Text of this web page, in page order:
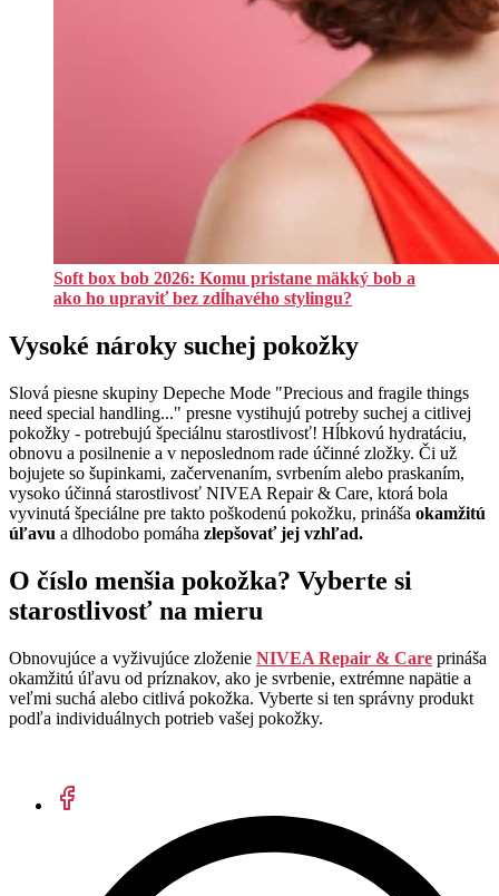
Soft box bob 2026: Komu pristane mäkký bob a
ako ho upraviť bez zdĺhavého stylingu?
Vysoké nároky suchej pokožky
Slová piesne skupiny Depeche Mode "Precious and fragile things
need special handling..." presne vystihujú potreby suchej a citlivej
pokožky - potrebujú špeciálnu starostlivosť! Hĺbkovú hydratáciu,
obnovu a posilnenie a v neposlednom rade účinné zložky. Či už
bojujete so šupinkami, začervenaním, svrbením alebo praskaním,
vysoko účinná starostlivosť NIVEA Repair & Care, ktorá bola
vyvinutá špeciálne pre takto poškodenú pokožku, prináša okamžitú
úľavu a dlhodobo pomáha zlepšovať jej vzhľad.
O číslo menšia pokožka? Vyberte si
starostlivosť na mieru
Obnovujúce a vyživujúce zloženie NIVEA Repair & Care prináša
okamžitú úľavu od príznakov, ako je svrbenie, extrémne napätie a
veľmi suchá alebo citlivá pokožka. Vyberte si ten správny produkt
podľa individuálnych potrieb vašej pokožky.